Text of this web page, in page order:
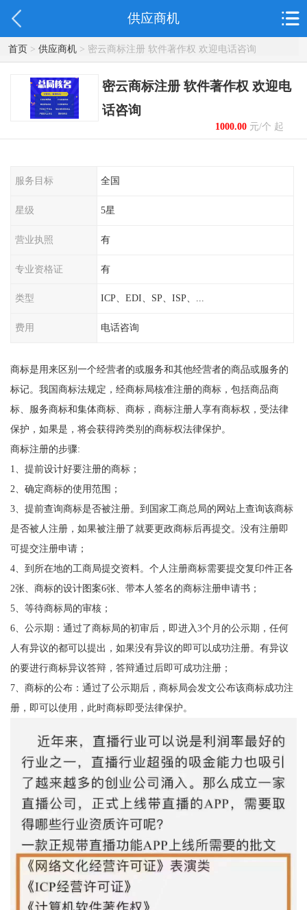
供应商机
首页> 供应商机> 密云商标注册 软件著作权 欢迎电话咨询
密云商标注册 软件著作权 欢迎电
话咨询
1000.00元/个 起
服务目标 全国
星级 5星
营业执照 有
专业资格证 有
类型 ICP、EDI、SP、ISP、...
费用 电话咨询
商标是用来区别一个经营者的或服务和其他经营者的商品或服务的
标记。我国商标法规定，经商标局核准注册的商标，包括商品商
标、服务商标和集体商标、商标，商标注册人享有商标权，受法律
保护，如果是，将会获得跨类别的商标权法律保护。
商标注册的步骤:
1、提前设计好要注册的商标；
2、确定商标的使用范围；
3、提前查询商标是否被注册。到国家工商总局的网站上查询该商标
是否被人注册，如果被注册了就要更政商标后再提交。没有注册即
可提交注册申请；
4、到所在地的工商局提交资料。个人注册商标需要提交复印件正各
2张、商标的设计图案6张、带本人签名的商标注册申请书；
5、等待商标局的审核；
6、公示期：通过了商标局的初审后，即进入3个月的公示期，任何
人有异议的都可以提出，如果没有异议的即可以成功注册。有异议
的要进行商标异议答辩，答辩通过后即可成功注册；
7、商标的公布：通过了公示期后，商标局会发文公布该商标成功注
册，即可以使用，此时商标即受法律保护。